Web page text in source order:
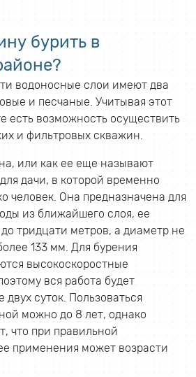
бурить в
водоносные слои имеют два
и песчаные. Учитывая этот
есть возможность осуществить
и фильтровых скважин.
или как ее еще называют
дачи, в которой временно
человек. Она предназначена для
из ближайшего слоя, ее
тридцати метров, а диаметр не
133 мм. Для бурения
высокоскоростные
вся работа будет
двух суток. Пользоваться
можно до 8 лет, однако
что при правильной
применения может возрасти